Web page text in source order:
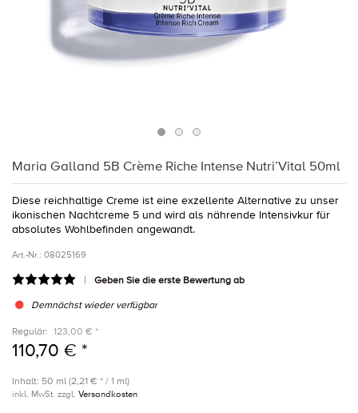
Maria Galland 5B Crème Riche Intense Nutri’Vital 50ml
Diese reichhaltige Creme ist eine exzellente Alternative zu unser
ikonischen Nachtcreme 5 und wird als nährende Intensivkur für
absolutes Wohlbefinden angewandt.
Art.-Nr.: 08025169
Geben Sie die erste Bewertung ab
Demnächst wieder verfügbar
Regulär: 123,00 € *
110,70 € *
Inhalt: 50 ml (2,21 € * / 1 ml)
inkl. MwSt. zzgl. Versandkosten